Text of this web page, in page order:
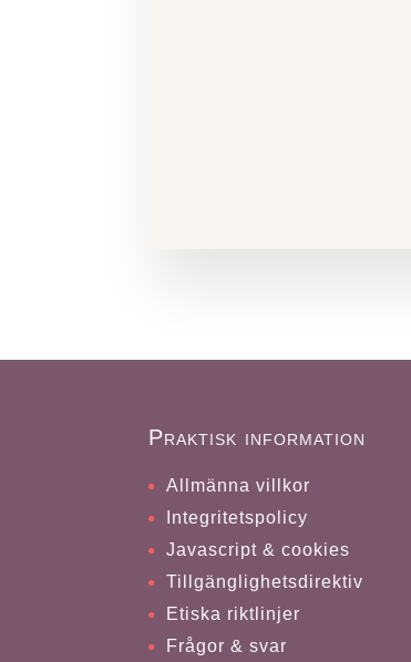
Praktisk information
Allmänna villkor
Integritetspolicy
Javascript & cookies
Tillgänglighetsdirektiv
Etiska riktlinjer
Frågor & svar